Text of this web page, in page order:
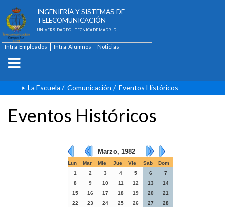
INGENIERÍA Y SISTEMAS DE
TELECOMUNICACIÓN
UNIVERSIDAD POLITÉCNICA DE MADRID
Intra-Empleados Intra-Alumnos
Noticias
La Escuela / Comunicación / Eventos Históricos
Eventos Históricos
Marzo, 1982
Lun Mar Mie Jue Vie Sab
Dom
1
2 3 4 5 6
7
8
9 10 11 12 13
14
15
16 17 18 19 20
21
22
23 24 25 26 27
28